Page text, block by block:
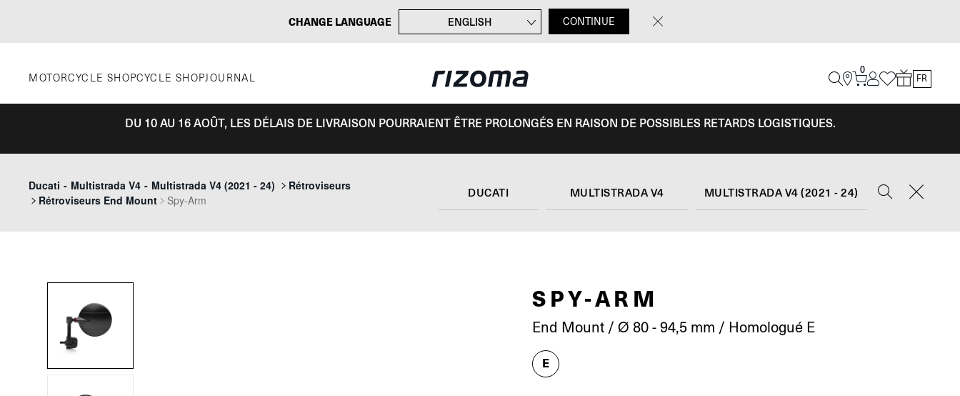
CHANGE LANGUAGE
ENGLISH
ITALIANO
CONTINUE
MOTORCYCLE SHOPCYCLE SHOPJOURNAL
0
FR
DU 10 AU 16 AOÛT, LES DÉLAIS DE LIVRAISON POURRAIENT ÊTRE PROLONGÉS EN RAISON DE POSSIBLES RETARDS LOGISTIQUES.
Ducati - Multistrada V4 - Multistrada V4 (2021 - 24)
Rétroviseurs
Rétroviseurs End Mount
Spy-Arm
DUCATI MULTISTRADA V4 MULTISTRADA V4 (2021 - 24)
SPY-ARM
End Mount / Ø 80 - 94,5 mm / Homologué E
E